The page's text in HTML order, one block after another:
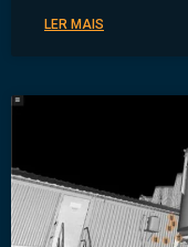
LER MAIS